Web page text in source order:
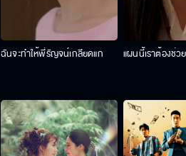
ฉันจะทำให้พี่รัญจน์เกลียดแก แผนนี้เราต้องช่ว